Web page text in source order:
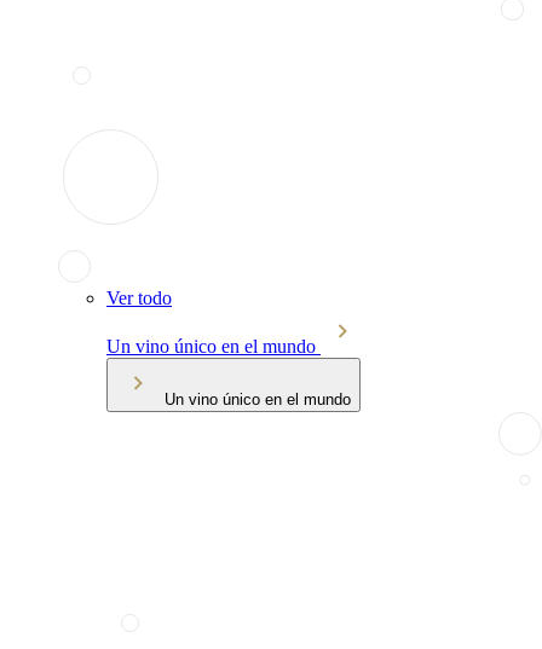
Ver todo
Un vino único en el mundo
Un vino único en el mundo